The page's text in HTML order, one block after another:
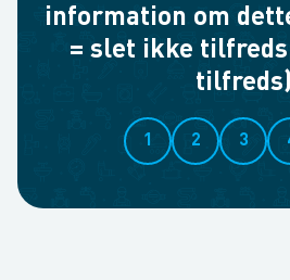
information om
= slet ikke
tilfreds)
1 2 3